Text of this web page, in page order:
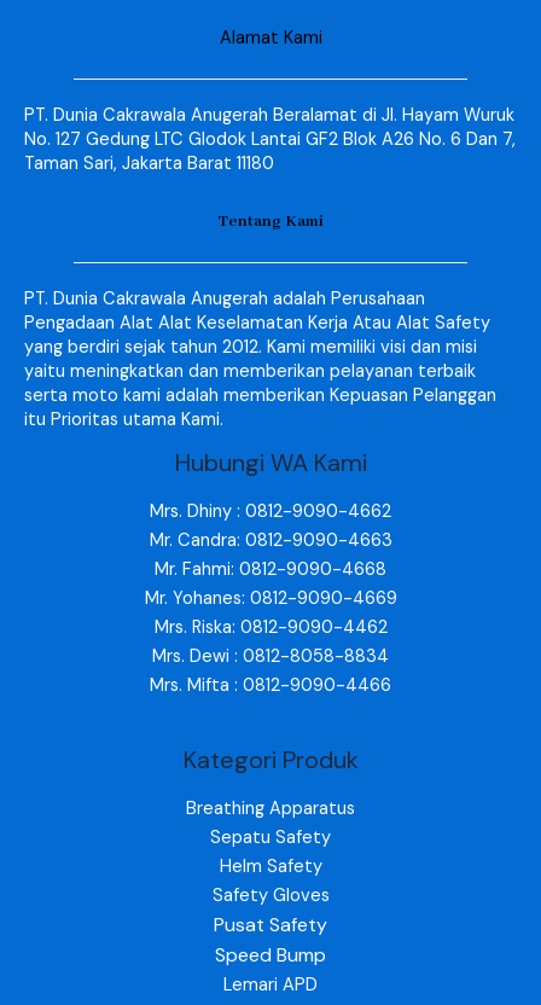
Alamat Kami
PT. Dunia Cakrawala Anugerah Beralamat di Jl. Hayam Wuruk
No. 127 Gedung LTC Glodok Lantai GF2 Blok A26 No. 6 Dan 7,
Taman Sari, Jakarta Barat 11180
Tentang Kami
PT. Dunia Cakrawala Anugerah adalah Perusahaan
Pengadaan Alat Alat Keselamatan Kerja Atau Alat Safety
yang berdiri sejak tahun 2012. Kami memiliki visi dan misi
yaitu meningkatkan dan memberikan pelayanan terbaik
serta moto kami adalah memberikan Kepuasan Pelanggan
itu Prioritas utama Kami.
Hubungi WA Kami
Mrs. Dhiny : 0812-9090-4662
Mr. Candra: 0812-9090-4663
Mr. Fahmi: 0812-9090-4668
Mr. Yohanes: 0812-9090-4669
Mrs. Riska: 0812-9090-4462
Mrs. Dewi : 0812-8058-8834
Mrs. Mifta : 0812-9090-4466
Kategori Produk
Breathing Apparatus
Sepatu Safety
Helm Safety
Safety Gloves
Pusat Safety
Speed Bump
Lemari APD